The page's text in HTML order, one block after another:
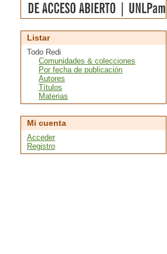
Listar
Todo Redi
Comunidades & colecciones
Por fecha de publicación
Autores
Títulos
Materias
Mi cuenta
Acceder
Registro